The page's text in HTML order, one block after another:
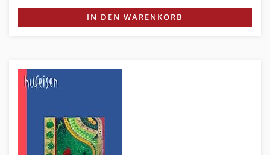
IN DEN WARENKORB